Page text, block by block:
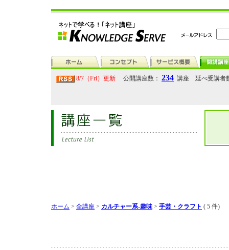
8/7（Fri）更新 公開講座数： 234 講座 延べ受講者
ホーム > 全講座 > カルチャー系-趣味> 手芸・クラフト ( 5 件)